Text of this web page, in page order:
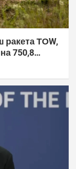
ракета ТОW,
750,8